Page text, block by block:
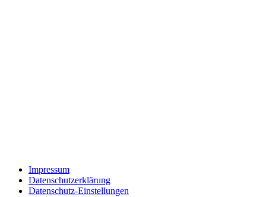
Impressum
Datenschutzerklärung
Datenschutz-Einstellungen